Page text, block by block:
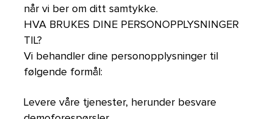
når vi ber om ditt samtykke.
HVA BRUKES DINE PERSONOPPLYSNINGER
TIL?
Vi behandler dine personopplysninger til
følgende formål:
Levere våre tjenester, herunder besvare